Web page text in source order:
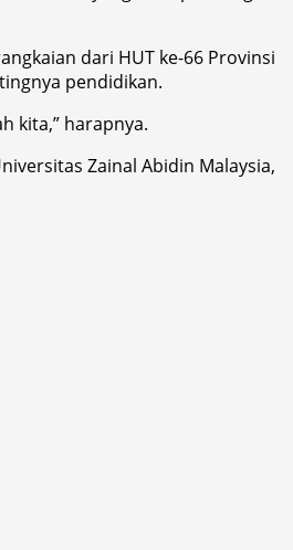
dari HUT ke-66 Provinsi
pendidikan.
kita,” harapnya.
Zainal Abidin Malaysia,